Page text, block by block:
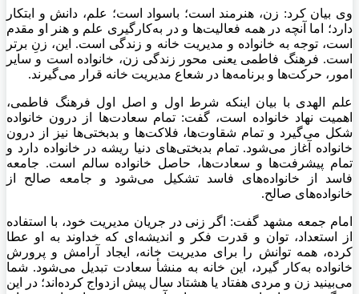
وی بیان کرد: زن، هنرمند است؛ باسواد است؛ علم، دانش و ابتکار
دارد؛ اما آنچه در همه فعالیت‌ها و در به‌کارگیری علم و هنر او مقدم
است، توجه به خانواده و مدیریت خانه و زندگی است. این، زنِ برتر
است. فرهنگ فاطمی یعنی محور زندگی زن، خانواده است و سایر
امور، حرکت‌ها و برنامه‌ها در شعاع مدیریت خانه قرار می‌گیرند.
علم الهدی با بیان اینکه شرط اول و اصل اول فرهنگ فاطمی،
اهمیت نهاد خانواده است، گفت: تمام سعادت‌ها از درون خانواده
شکل می‌گیرد و تمام شقاوت‌ها، فلاکت‌ها و بدبختی‌ها نیز از درون
خانواده آغاز می‌شود. تمام بدبختی‌های دنیا ریشه در خانواده دارد و
تمام پیشرفت‌ها و سعادت‌ها، حاصل خانواده سالم است. جامعه
فاسد از خانواده‌های فاسد تشکیل می‌شود و جامعه صالح از
خانواده‌های صالح.
امام جمعه مشهد گفت: اگر زنی در جریان مدیریت خود، با استفاده
از استعداد، توان و قدرت فکر و اندیشه‌ای که خداوند به او عطا
کرده، همه توانش را برای مدیریت خانه، ایجاد آرامش و پرورش
خانواده به‌کار گیرد، این خانه به منشأ سعادت تبدیل می‌شود. شما
می‌بینید زن و مردی هفتاد یا هشتاد سال پیش ازدواج کرده‌اند؛ در این